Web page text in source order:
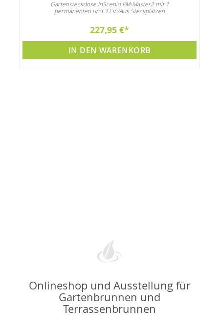
Gartensteckdose InScenio FM-Master2 mit 1
permanenten und 3 Ein/Aus Steckplätzen
227,95 €
IN DEN WARENKORB
Onlineshop und Ausstellung für
Gartenbrunnen und
Terrassenbrunnen